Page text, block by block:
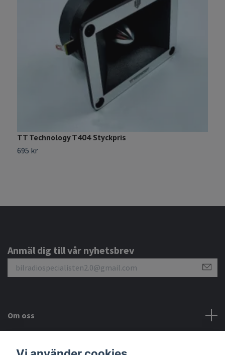
TT Technology T404 Styckpris
695 kr
Anmäl dig till vår nyhetsbrev
Om oss